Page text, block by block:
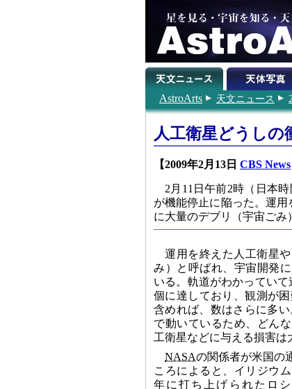
AstroArts 天文ニュース
人工衛星どうしの
【2009年2月13日 CBS News
2月11日午前2時（日本
が機能停止に陥った。運
に大量のデブリ（宇宙ごみ
運用を終えた人工衛星
み）と呼ばれ、宇宙開発
いる。軌道がわかってい
個に達しており、観測が
含めれば、数はさらに多
で動いているため、どん
工衛星などに与える損害は
NASAの関係者が米国の
ころによると、イリジウ
年に打ち上げられたロ